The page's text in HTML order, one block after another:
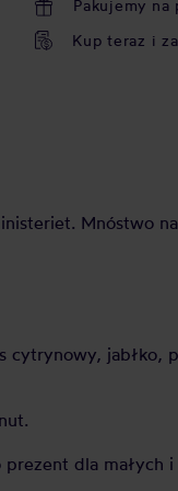
Pakujemy na
Kup teraz i
Mnóstwo
jabłko,
dla